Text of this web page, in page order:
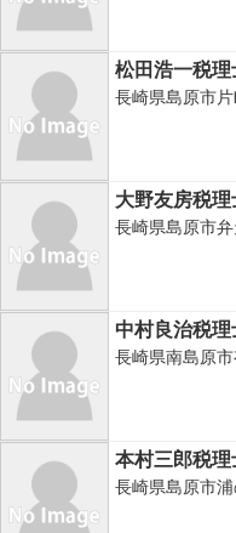
松田浩一税理
長崎県島原市片
大野友房税
長崎県島原市
中村良治税
長崎県南島原
本村三郎税理
長崎県島原市